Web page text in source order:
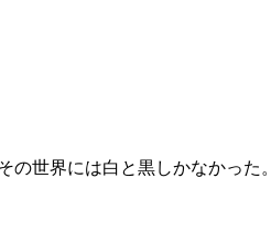
世界には白と黒しかなかった。